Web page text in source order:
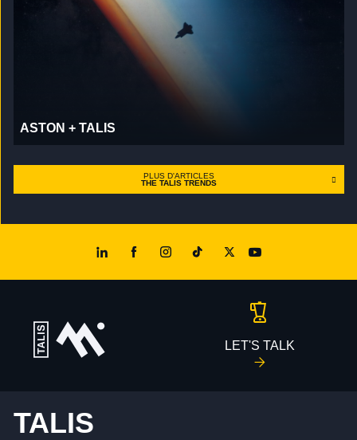
ASTON + TALIS
PLUS D'ARTICLES
THE TALIS TRENDS
LET'S TALK
TALIS